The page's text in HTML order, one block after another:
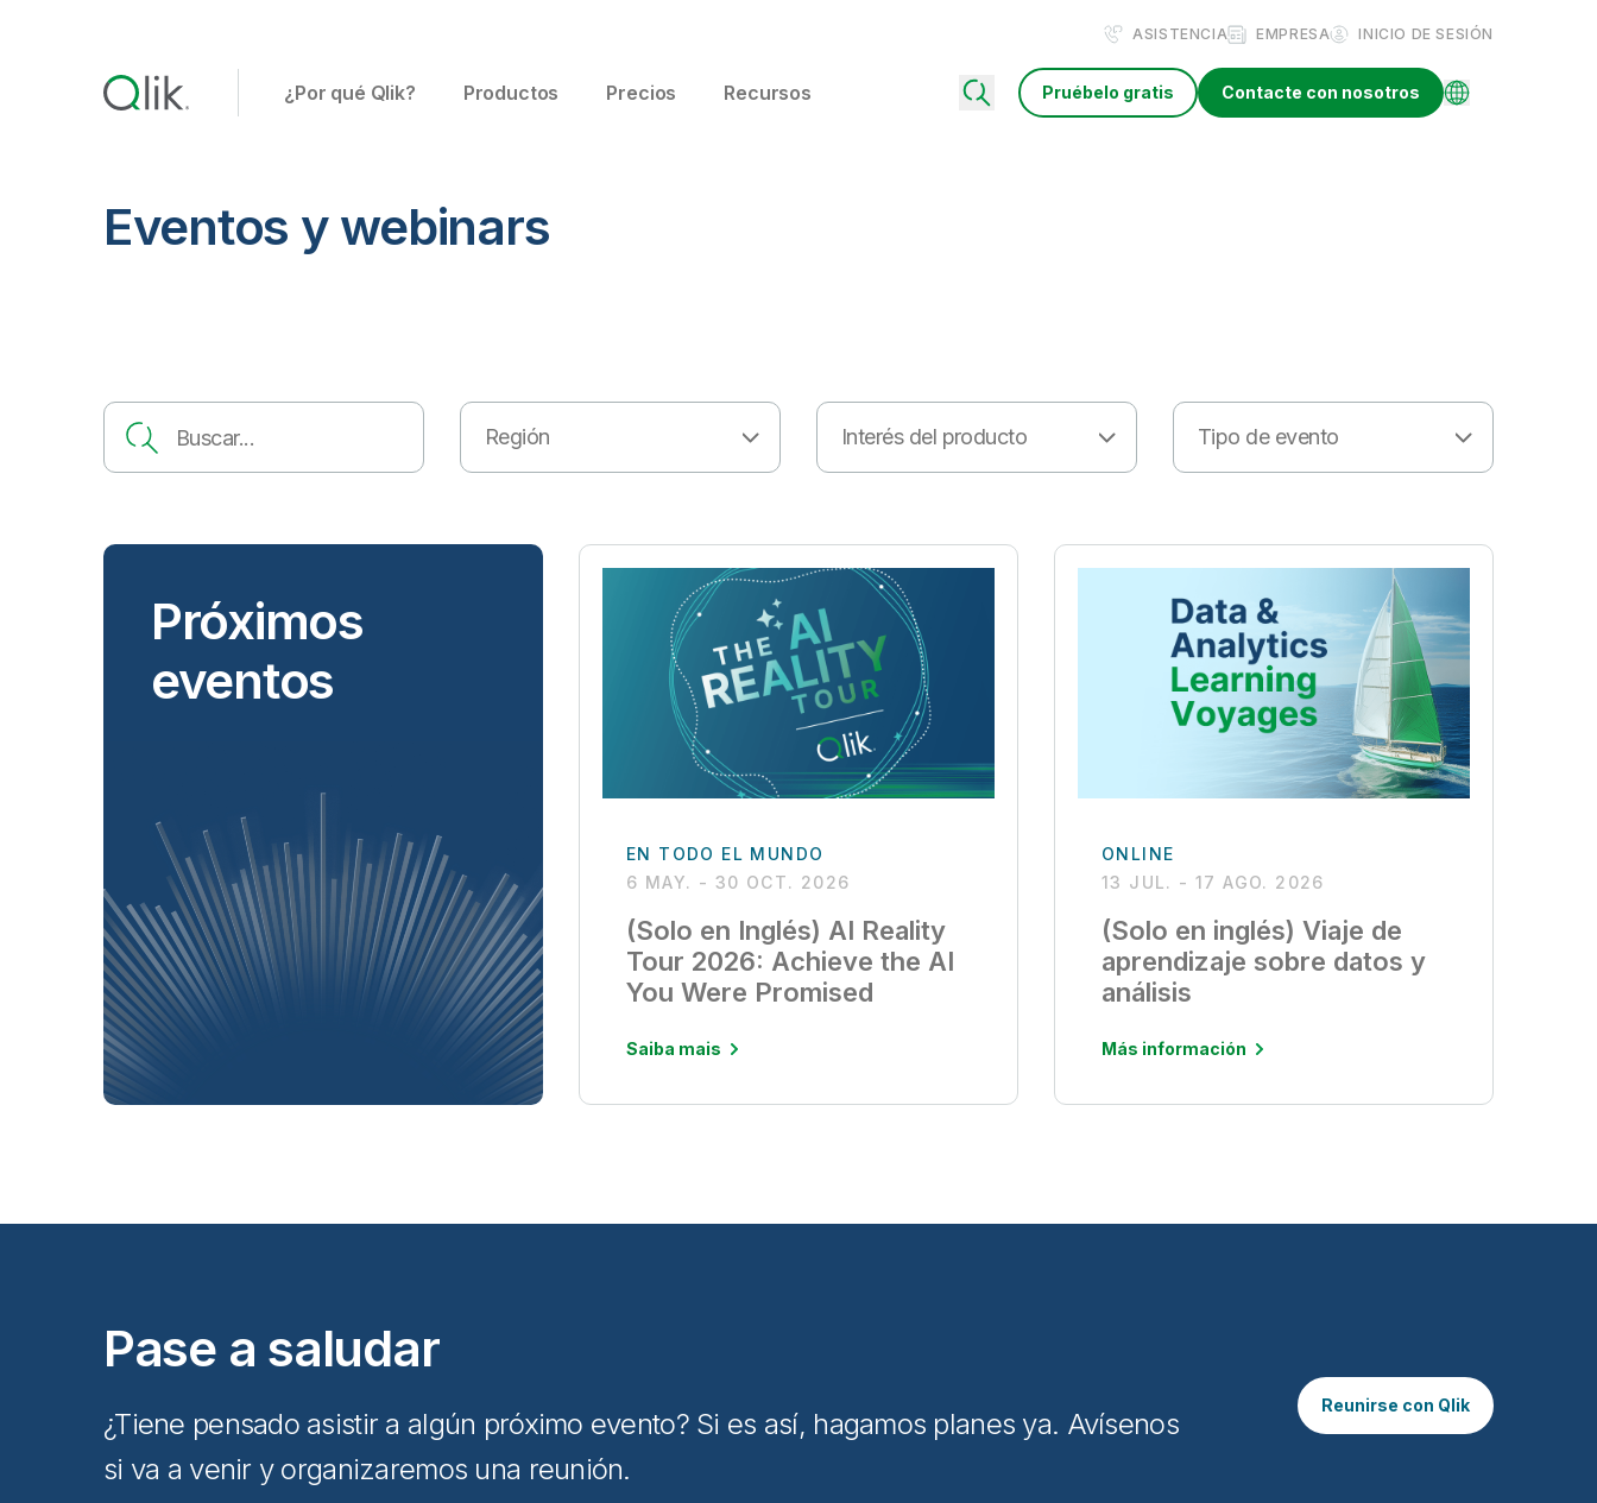
ASISTENCIA EMPRESA INICIO DE SESIÓN
¿Por qué Qlik? Productos Precios Recursos Pruébelo gratis Contacte con nosotros
Eventos y webinars
Región Interés del producto Tipo de evento
Próximos
eventos
EN TODO EL MUNDO
6 MAY. - 30 OCT. 2026
(Solo en Inglés) AI Reality
Tour 2026: Achieve the AI
You Were Promised
Saiba mais
ONLINE
13 JUL. - 17 AGO. 2026
(Solo en inglés) Viaje de
aprendizaje sobre datos y
análisis
Más información
Pase a saludar
¿Tiene pensado asistir a algún próximo evento? Si es así, hagamos planes ya. Avísenos
si va a venir y organizaremos una reunión.
Reunirse con Qlik